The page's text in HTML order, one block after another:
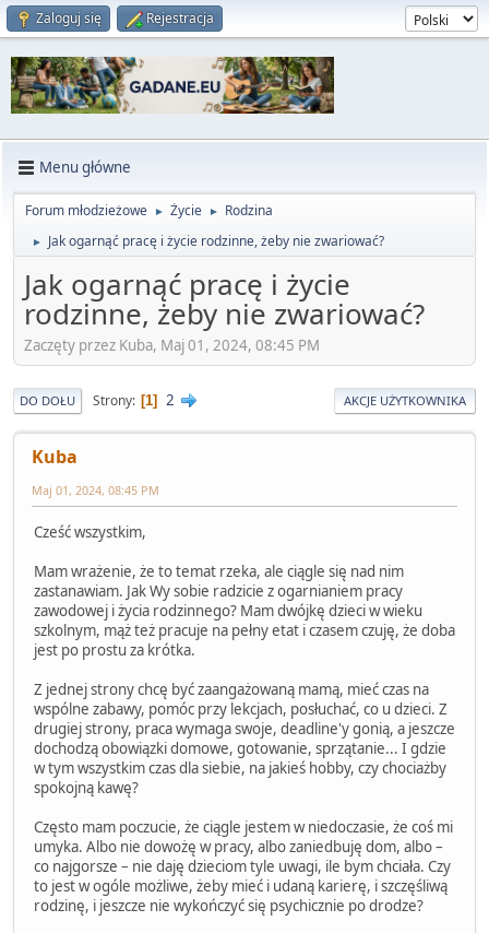
Zaloguj się Rejestracja
Menu główne
Forum młodzieżowe ► Życie ► Rodzina
► Jak ogarnąć pracę i życie rodzinne, żeby nie zwariować?
Jak ogarnąć pracę i życie
rodzinne, żeby nie zwariować?
Zaczęty przez Kuba, Maj 01, 2024, 08:45 PM
DO DOŁU Strony 1 2 AKCJE UŻYTKOWNIKA
Kuba
Maj 01, 2024, 08:45 PM
Cześć wszystkim,
Mam wrażenie, że to temat rzeka, ale ciągle się nad nim
zastanawiam. Jak Wy sobie radzicie z ogarnianiem pracy
zawodowej i życia rodzinnego? Mam dwójkę dzieci w wieku
szkolnym, mąż też pracuje na pełny etat i czasem czuję, że doba
jest po prostu za krótka.
Z jednej strony chcę być zaangażowaną mamą, mieć czas na
wspólne zabawy, pomóc przy lekcjach, posłuchać, co u dzieci. Z
drugiej strony, praca wymaga swoje, deadline'y gonią, a jeszcze
dochodzą obowiązki domowe, gotowanie, sprzątanie... I gdzie
w tym wszystkim czas dla siebie, na jakieś hobby, czy chociażby
spokojną kawę?
Często mam poczucie, że ciągle jestem w niedoczasie, że coś mi
umyka. Albo nie dowożę w pracy, albo zaniedbuję dom, albo –
co najgorsze – nie daję dzieciom tyle uwagi, ile bym chciała. Czy
to jest w ogóle możliwe, żeby mieć i udaną karierę, i szczęśliwą
rodzinę, i jeszcze nie wykończyć się psychicznie po drodze?